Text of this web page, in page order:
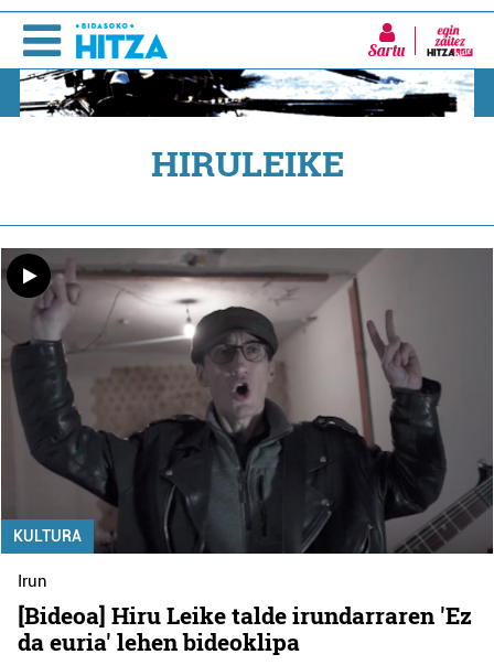
Sartu
HIRULEIKE
KULTURA
Irun
[Bideoa] Hiru Leike talde irundarraren 'Ez
da euria' lehen bideoklipa